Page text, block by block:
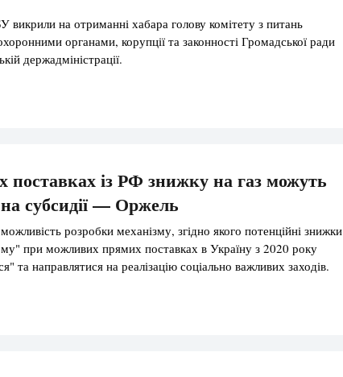
викрили на отриманні хабара голову комітету з питань
органами, корупції та законності Громадської ради
держадміністрації.
із РФ знижку на газ можуть
субсидії — Оржель
розробки механізму, згідно якого потенційні знижки
при можливих прямих поставках в Україну з 2020 року
та направлятися на реалізацію соціально важливих заходів.